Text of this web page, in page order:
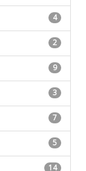
4
2
9
3
7
5
14